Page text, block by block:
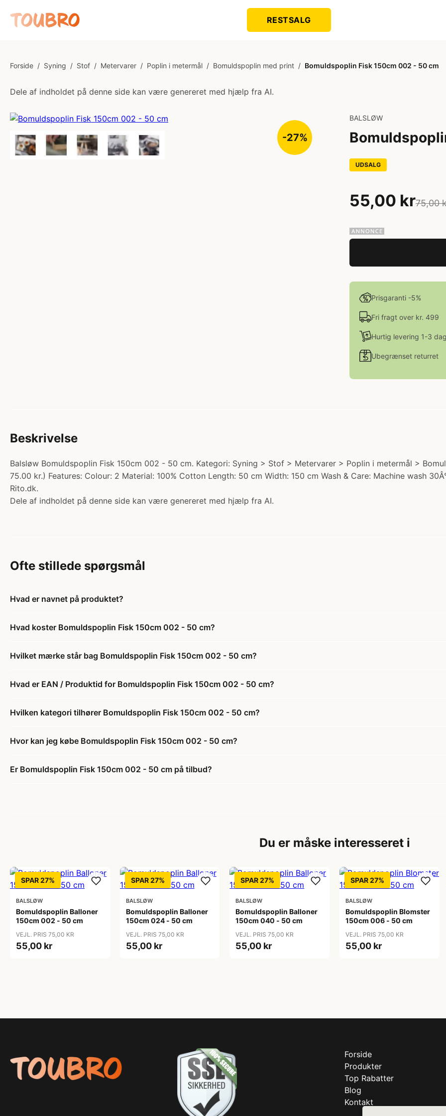
RESTSALG
Forside / Syning / Stof / Metervarer / Poplin i metermål / Bomuldspoplin med print / Bomuldspoplin Fisk 150cm 002 - 50 cm
Dele af indholdet på denne side kan være genereret med hjælp fra AI.
-27%
BALSLØW
UDSALG
55,00 kr75,00
Prisgaranti -5%
Fri fragt over kr. 499
Hurtig levering 1-3
Ubegrænset returret
Beskrivelse
Balsløw Bomuldspoplin Fisk 150cm 002 - 50 cm. Kategori: Syning > Stof > Metervarer > Poplin i metermål >
75.00 kr.) Features: Colour: 2 Material: 100% Cotton Length: 50 cm Width: 150 cm Wash & Care: Machine wash
Rito.dk.
Dele af indholdet på denne side kan være genereret med hjælp fra AI.
Ofte stillede spørgsmål
Hvad er navnet på produktet?
Hvad koster Bomuldspoplin Fisk 150cm 002 - 50 cm?
Hvilket mærke står bag Bomuldspoplin Fisk 150cm 002 - 50 cm?
Hvad er EAN / Produktid for Bomuldspoplin Fisk 150cm 002 - 50 cm?
Hvilken kategori tilhører Bomuldspoplin Fisk 150cm 002 - 50 cm?
Hvor kan jeg købe Bomuldspoplin Fisk 150cm 002 - 50 cm?
Er Bomuldspoplin Fisk 150cm 002 - 50 cm på tilbud?
Du er måske interesseret i
SPAR 27%
BALSLØW
Bomuldspoplin Balloner
150cm 002 - 50 cm
VEJL. PRIS 75,00 KR
55,00 kr
SPAR 27%
BALSLØW
Bomuldspoplin Balloner
150cm 024 - 50 cm
VEJL. PRIS 75,00 KR
55,00 kr
SPAR 27%
BALSLØW
Bomuldspoplin Balloner
150cm 040 - 50 cm
VEJL. PRIS 75,00 KR
55,00 kr
SPAR 27%
BALSLØW
Bomuldspoplin Blomster
150cm 006 - 50 cm
VEJL. PRIS 75,00 KR
55,00 kr
Forside
Produkter
Top Rabatter
Blog
Kontakt